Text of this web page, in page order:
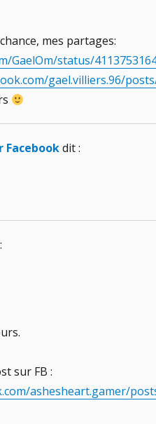
mes partages:
GaelOm/status/
gael.villiers.96/
Facebookdit :
sur FB :
ashesheart.gamer/